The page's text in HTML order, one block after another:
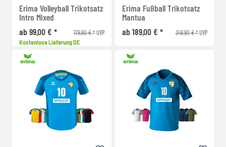
Erima Volleyball Trikotsatz
Intro Mixed
ab 99,00 € *
179,90 € *UVP
Kostenlose Lieferung DE
Erima Fußball Trikotsatz
Mantua
ab 189,00 € *
349,90 € *UVP